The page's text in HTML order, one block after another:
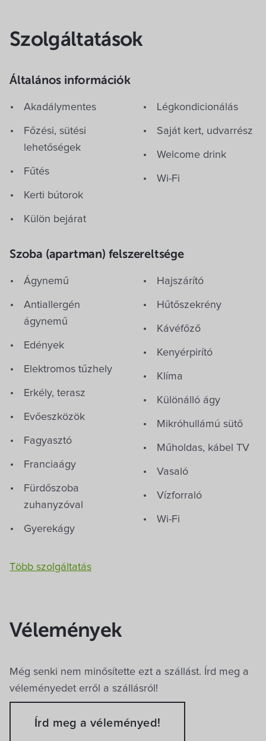
Szolgáltatások
Általános információk
Akadálymentes
Főzési, sütési
lehetőségek
Fűtés
Kerti bútorok
Külön bejárat
Légkondicionálás
Saját kert, udvarrész
Welcome drink
Wi-Fi
Szoba (apartman) felszereltsége
Ágynemű
Antiallergén
ágynemű
Edények
Elektromos tűzhely
Erkély, terasz
Evőeszközök
Fagyasztó
Franciaágy
Fürdőszoba
zuhanyzóval
Gyerekágy
Hajszárító
Hűtőszekrény
Kávéfőző
Kenyérpirító
Klíma
Különálló ágy
Mikróhullámú sütő
Műholdas, kábel TV
Vasaló
Vízforraló
Wi-Fi
Bababarát szolgáltatások
Magyar
Ellátás, főzési-sütési lehetőségek
Több szolgáltatás
Vélemények
Még senki nem minősítette ezt a szállást. Írd meg a
véleményedet erről a szállásról!
Írd meg a véleményed!
utca 14.